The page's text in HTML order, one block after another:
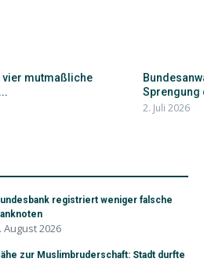
vier mutmaßliche
Sprengung
2. Juli 2026
registriert weniger falsche
August 2026
zur Muslimbruderschaft: Stadt durfte